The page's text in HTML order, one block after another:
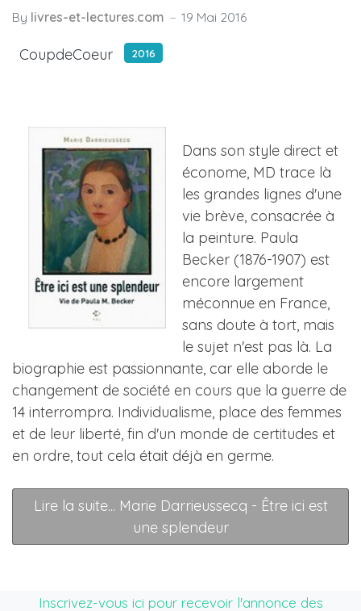
By livres-et-lectures.com 19 Mai 2016
CoupdeCoeur 2016
Dans son style direct et
économe, MD trace là
les grandes lignes d'une
vie brève, consacrée à
la peinture. Paula
Becker (1876-1907) est
encore largement
méconnue en France,
sans doute à tort, mais
le sujet n'est pas là. La
biographie est passionnante, car elle aborde le
changement de société en cours que la guerre de
14 interrompra. Individualisme, place des femmes
et de leur liberté, fin d'un monde de certitudes et
en ordre, tout cela était déjà en germe.
Lire la suite... Marie Darrieussecq - Être ici est
une splendeur
Inscrivez-vous ici pour recevoir l'annonce des